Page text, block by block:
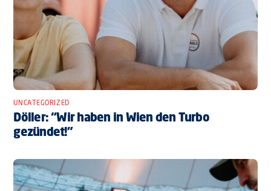
UNCATEGORIZED
Döller: “Wir haben in Wien den Turbo
gezündet!”